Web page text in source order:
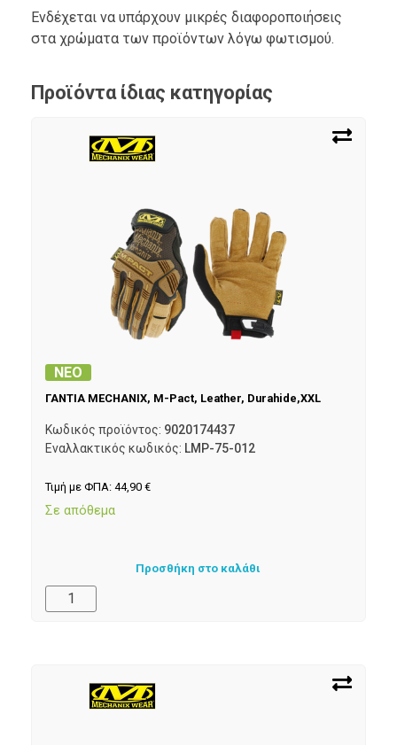
Ενδέχεται να υπάρχουν μικρές διαφοροποιήσεις
στα χρώματα των προϊόντων λόγω φωτισμού.
Προϊόντα ίδιας κατηγορίας
ΝΕΟ
ΓΑΝΤΙΑ MECHANIX, M-Pact, Leather, Durahide,XXL
Κωδικός προϊόντος: 9020174437
Εναλλακτικός κωδικός: LMP-75-012
Τιμή με ΦΠΑ: 44,90 €
Σε απόθεμα
Προσθήκη στο καλάθι